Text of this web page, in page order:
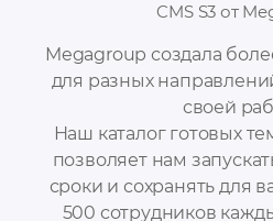
Megagroup создала
для разных
своей
Наш каталог готовых
позволяет нам
сроки и сохранять для
500 сотрудников
CMS S3 от